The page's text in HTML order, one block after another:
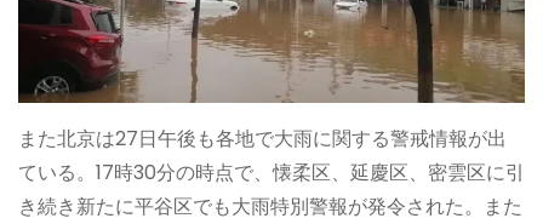
また北京は27日午後も各地で大雨に関する警戒情報が出
ている。17時30分の時点で、懐柔区、延慶区、密雲区に引
き続き新たに平谷区でも大雨特別警報が発令された。また